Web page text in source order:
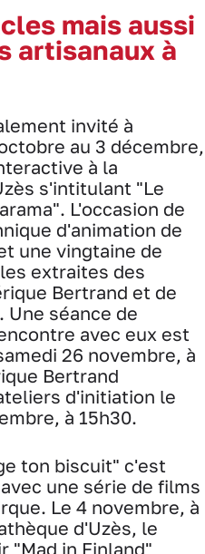
mais aussi
artisanaux à
invité à
au 3 décembre,
à la
s'intitulant "Le
L'occasion de
d'animation de
une vingtaine de
extraites des
Bertrand et de
Une séance de
avec eux est
26 novembre, à
Bertrand
d'initiation le
à 15h30.
ton biscuit" c'est
une série de films
Le 4 novembre, à
d'Uzès, le
"Mad in Finland"